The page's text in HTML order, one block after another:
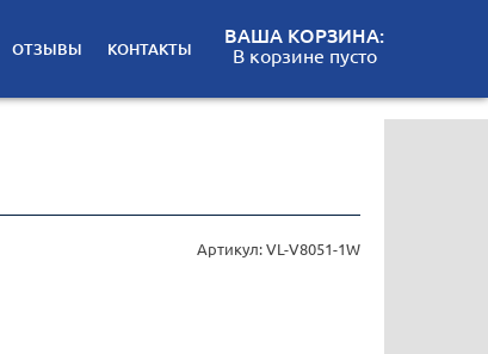
ОТЗЫВЫ КОНТАКТЫ
ВАША КОРЗИНА:
В корзине пусто
Артикул: VL-V8051-1W